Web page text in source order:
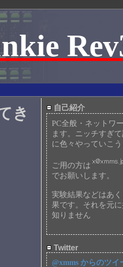
き
自己紹介
PC全般・ネットワ
ます。ニッチすぎ
に色々やっていこ
ご用の方は
でお願いします。
実験結果などはあ
果です。それを元
知りません
Twitter
@xmms からのツイ